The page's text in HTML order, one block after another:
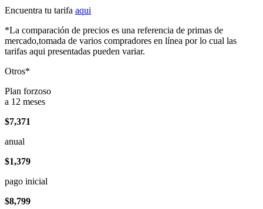
Encuentra tu tarifa aqui
*La comparación de precios es una referencia de primas de
mercado,tomada de varios compradores en línea por lo cual las
tarifas aqui presentadas pueden variar.
Otros*
Plan forzoso
a 12 meses
$7,371
anual
$1,379
pago inicial
$8,799